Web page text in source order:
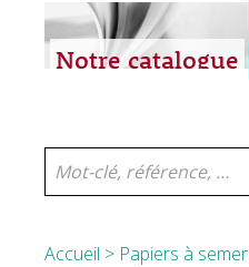
Notre catalogue
Accueil > Papiers à semer